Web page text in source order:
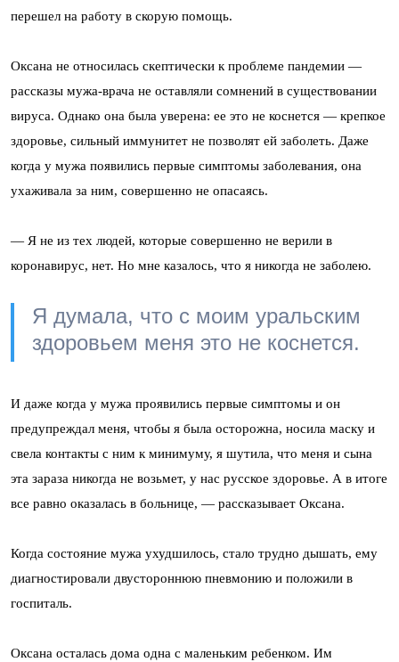
перешел на работу в скорую помощь.
Оксана не относилась скептически к проблеме пандемии —
рассказы мужа-врача не оставляли сомнений в существовании
вируса. Однако она была уверена: ее это не коснется — крепкое
здоровье, сильный иммунитет не позволят ей заболеть. Даже
когда у мужа появились первые симптомы заболевания, она
ухаживала за ним, совершенно не опасаясь.
— Я не из тех людей, которые совершенно не верили в
коронавирус, нет. Но мне казалось, что я никогда не заболею.
Я думала, что с моим уральским
здоровьем меня это не коснется.
И даже когда у мужа проявились первые симптомы и он
предупреждал меня, чтобы я была осторожна, носила маску и
свела контакты с ним к минимуму, я шутила, что меня и сына
эта зараза никогда не возьмет, у нас русское здоровье. А в итоге
все равно оказалась в больнице, — рассказывает Оксана.
Когда состояние мужа ухудшилось, стало трудно дышать, ему
диагностировали двустороннюю пневмонию и положили в
госпиталь.
Оксана осталась дома одна с маленьким ребенком. Им